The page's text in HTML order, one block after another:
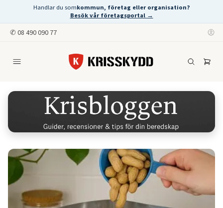
Handlar du somkommun, företag eller organisation?
Besök vår företagsportal →
✆ 08 490 090 77